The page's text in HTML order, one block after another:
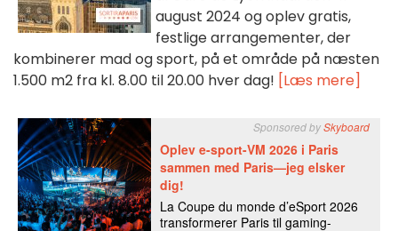
august 2024 og oplev gratis,
festlige arrangementer, der
kombinerer mad og sport, på et område på næsten
1.500 m2 fra kl. 8.00 til 20.00 hver dag! [Læs mere]